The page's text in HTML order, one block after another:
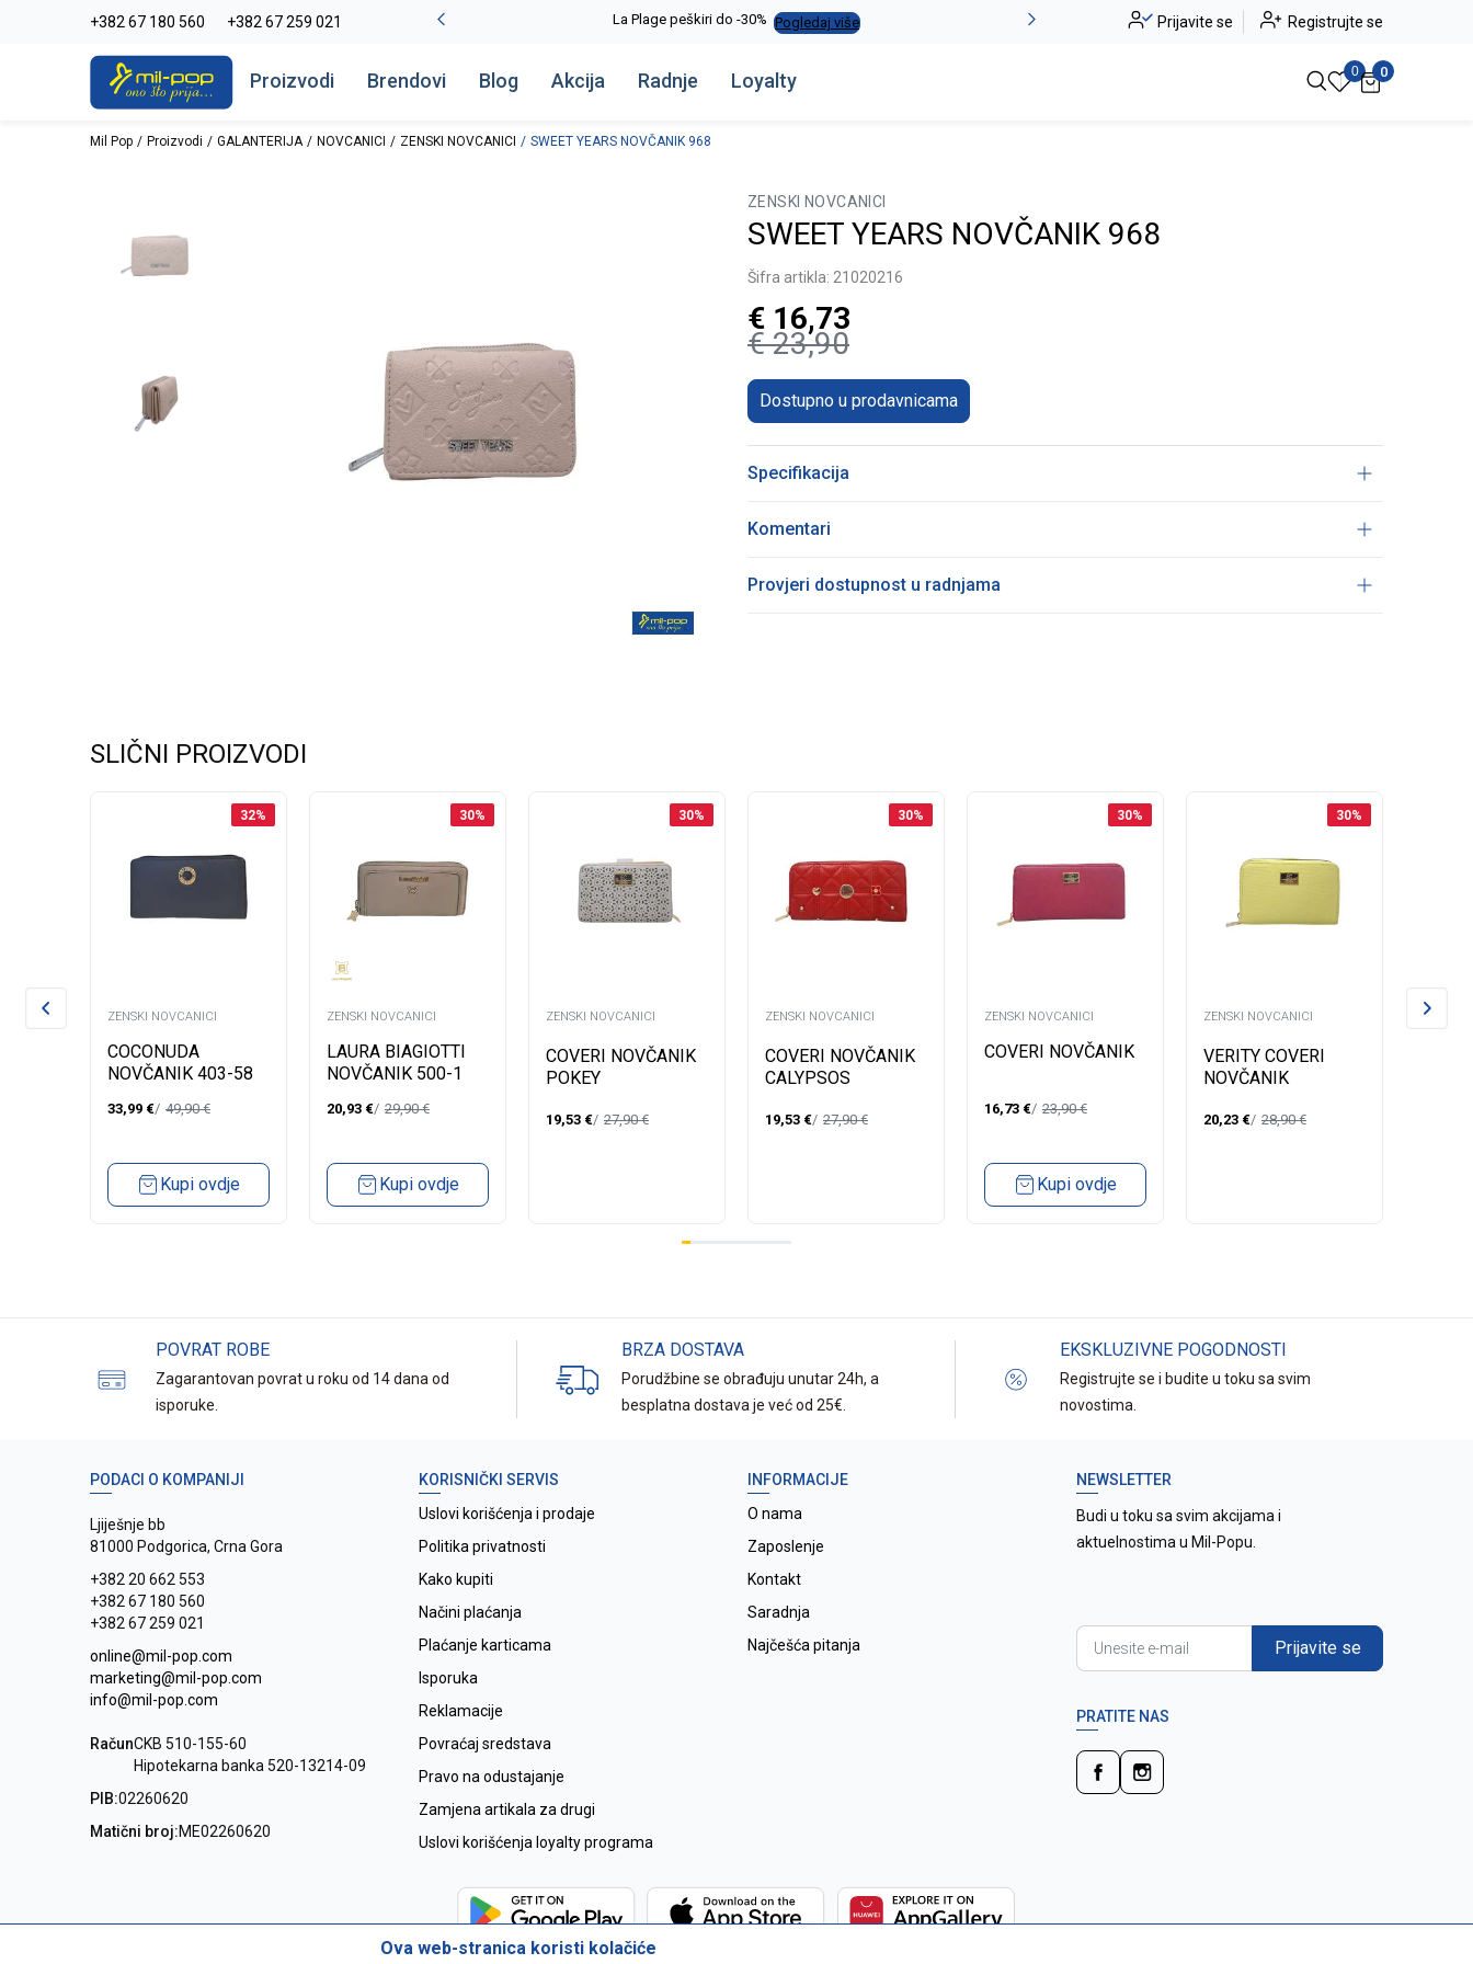
+382 67 180 560 +382 67 259 021
-20% na kompletan asortiman Pogledaj više La Plage peškiri do -30% Pogledaj više Alma Ras do -50% Pogledaj više
Prijavite se Registrujte se
Proizvodi Brendovi Blog Akcija Radnje Loyalty 0 0
Mil Pop Proizvodi GALANTERIJA NOVCANICI ZENSKI NOVCANICI SWEET YEARS NOVČANIK 968
ZENSKI NOVCANICI
SWEET YEARS NOVČANIK 968
Šifra artikla: 21020216
€ 23,90
€ 16,73
Dostupno u prodavnicama
Specifikacija
Komentari
Provjeri dostupnost u radnjama
SLIČNI PROIZVODI
32%
ZENSKI NOVCANICI
COCONUDA
NOVČANIK 403-58
33,99 € 49,90€
Kupi ovdje
30%
ZENSKI NOVCANICI
LAURA BIAGIOTTI
NOVČANIK 500-1
20,93 € 29,90€
Kupi ovdje
30%
ZENSKI NOVCANICI
COVERI NOVČANIK
POKEY
19,53 € 27,90€
30%
ZENSKI NOVCANICI
COVERI NOVČANIK
CALYPSOS
19,53 € 27,90€
30%
ZENSKI NOVCANICI
COVERI NOVČANIK
16,73 € 23,90€
Kupi ovdje
30%
ZENSKI NOVCANICI
VERITY COVERI
NOVČANIK
20,23 € 28,90€
ZENSKI
POVRAT ROBE
Zagarantovan povrat u roku od 14 dana od
isporuke.
BRZA DOSTAVA
Porudžbine se obrađuju unutar 24h, a
besplatna dostava je već od 25€.
EKSKLUZIVNE POGODNOSTI
Registrujte se i budite u toku sa svim
novostima.
PODACI O KOMPANIJI
Ljiješnje bb
81000 Podgorica, Crna Gora
+382 20 662 553
+382 67 180 560
+382 67 259 021
online@mil-pop.com
marketing@mil-pop.com
info@mil-pop.com
RačunCKB 510-155-60
Hipotekarna banka 520-13214-09
PIB:02260620
Matični broj:ME02260620
KORISNIČKI SERVIS
Uslovi korišćenja i prodaje
Politika privatnosti
Kako kupiti
Načini plaćanja
Plaćanje karticama
Isporuka
Reklamacije
Povraćaj sredstava
Pravo na odustajanje
Zamjena artikala za drugi
Uslovi korišćenja loyalty programa
INFORMACIJE
O nama
Zaposlenje
Kontakt
Saradnja
Najčešća pitanja
NEWSLETTER
Budi u toku sa svim akcijama i
aktuelnostima u Mil-Popu.
Prijavite se
PRATITE NAS
Ova web-stranica koristi kolačiće